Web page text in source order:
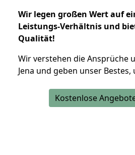
Wir legen großen Wert auf
Leistungs-Verhältnis und
Qualität!
Wir verstehen die Ansprüche
Jena und geben unser
Kostenlose